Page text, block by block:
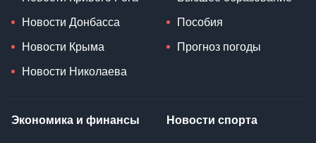
Новости Донбасса
Новости Крыма
Новости Николаева
Пособия
Прогноз погоды
Экономика и финансы Новости спорта